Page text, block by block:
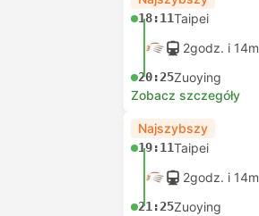
18:11Taipei
2godz. i 14m
20:25Zuoying
Zobacz szczegóły
Najszybszy
19:11Taipei
2godz. i 14m
21:25Zuoying